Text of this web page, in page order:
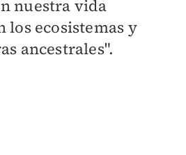
nuestra vida
los ecosistemas y
ancestrales".